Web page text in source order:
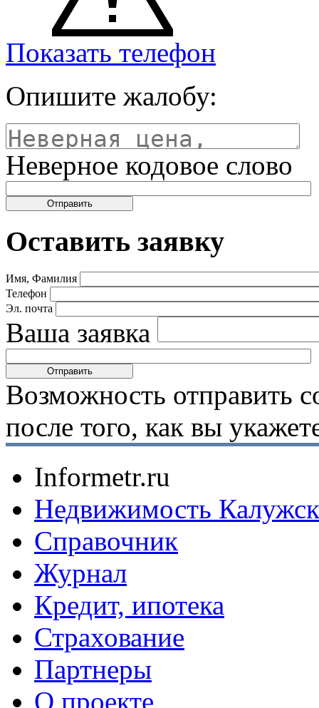
Показать телефон
Опишите жалобу:
Неверное кодовое слово
Оставить заявку
Имя, Фамилия
Телефон
Эл. почта
Ваша заявка
Возможность отправить
после того, как вы
Informetr.ru
Недвижимость
Справочник
Журнал
Кредит, ипотека
Страхование
Партнеры
O проекте